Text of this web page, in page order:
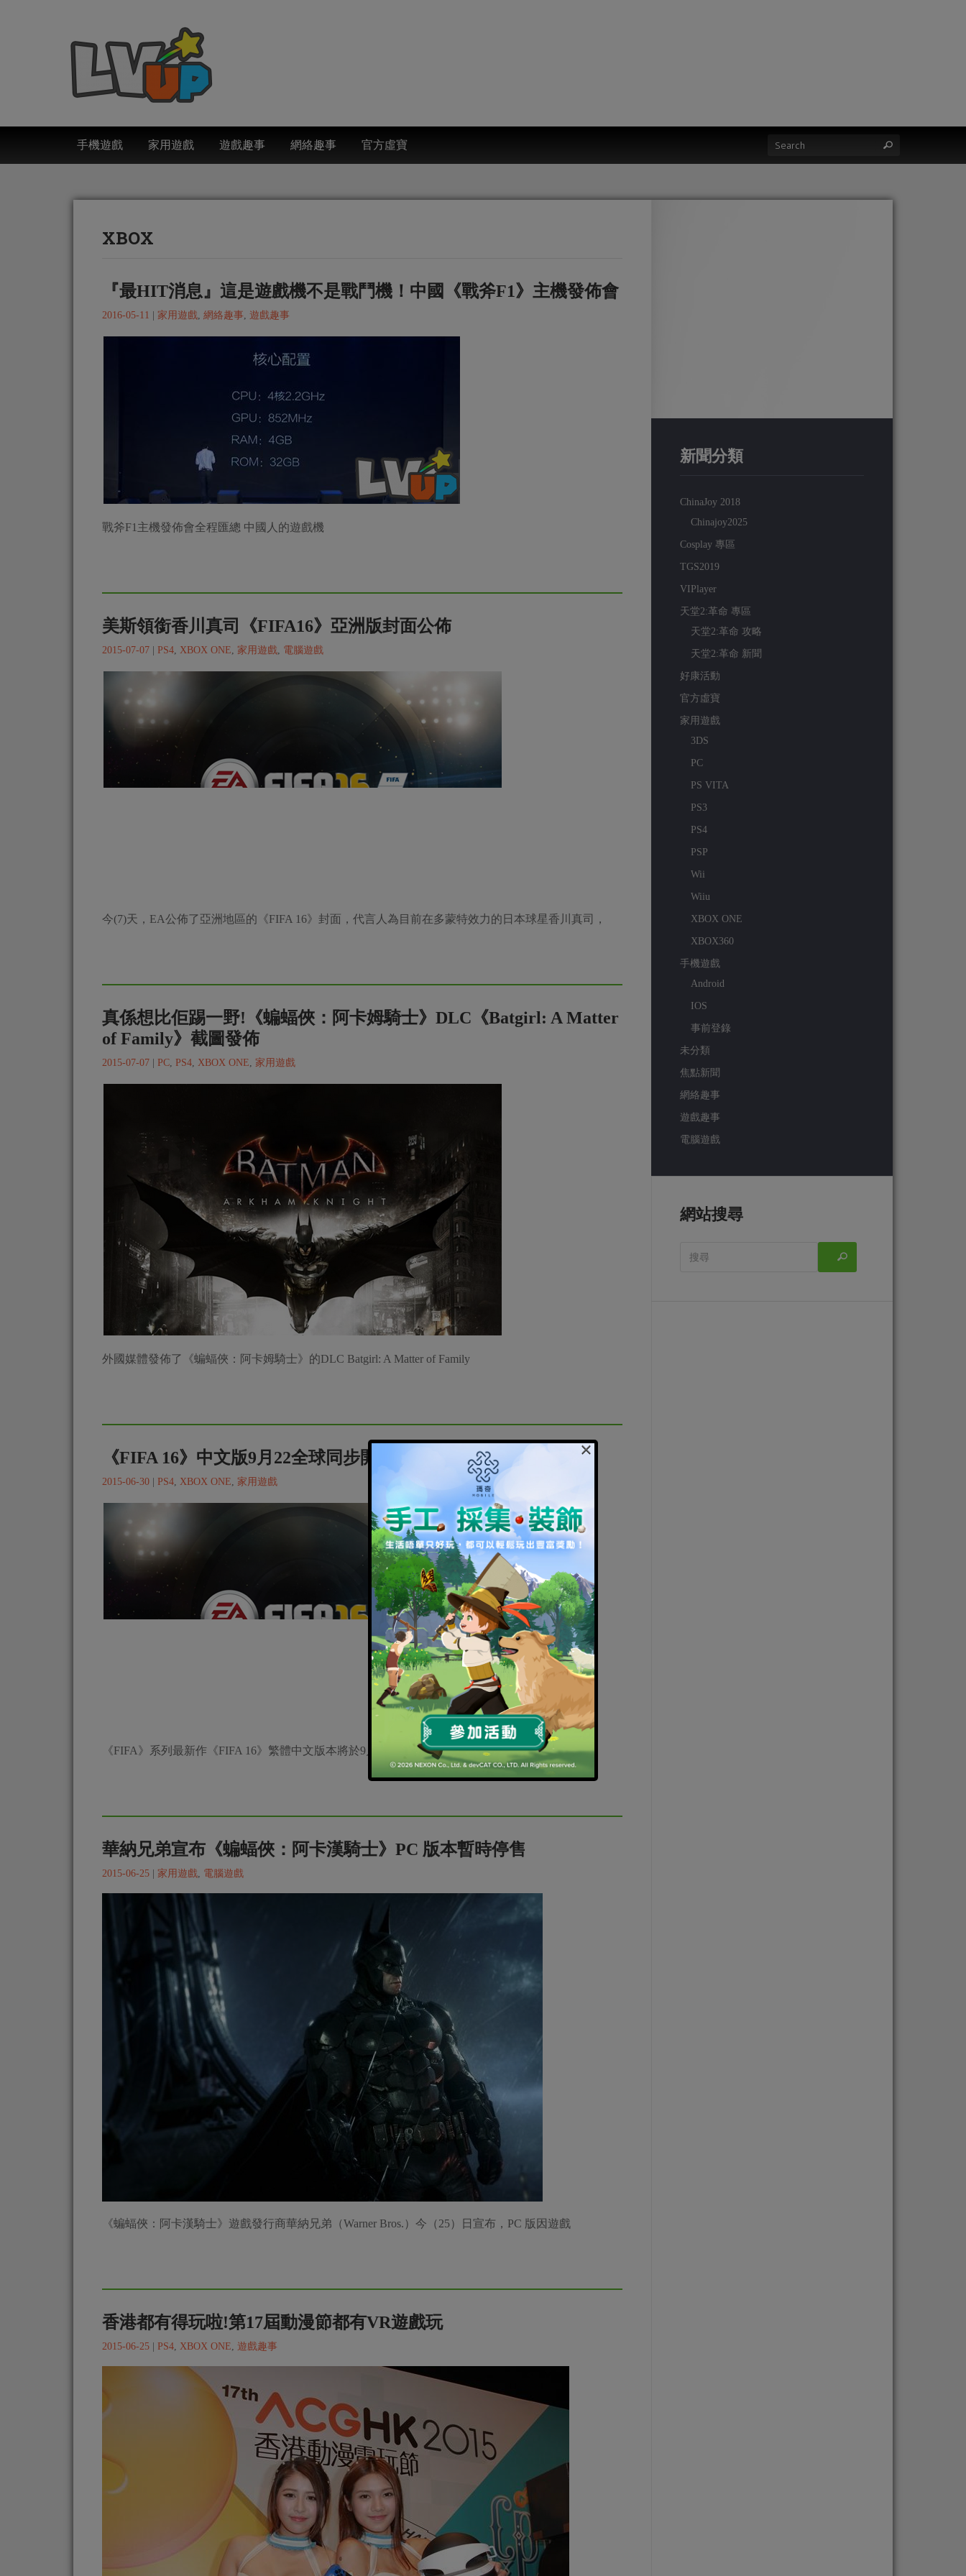
手機遊戲 家用遊戲 遊戲趣事 網絡趣事 官方虛寶
XBOX
『最HIT消息』這是遊戲機不是戰鬥機！中國《戰斧F1》主機發佈會
2016-05-11 家用遊戲, 網絡趣事, 遊戲趣事
戰斧F1主機發佈會全程匯總 中國人的遊戲機
美斯領銜香川真司《FIFA16》亞洲版封面公佈
2015-07-07 PS4 XBOX ONE 家用遊戲 電腦遊戲
今(7)天，EA公佈了亞洲地區的《FIFA 16》封面，代言人為目前在多蒙特效力的日本球星香川真司，
真係想比佢踢一野!《蝙蝠俠：阿卡姆騎士》DLC《Batgirl: A Matter
of Family》截圖發佈
2015-07-07 PC PS4 XBOX ONE 家用遊戲
外國媒體發佈了《蝙蝠俠：阿卡姆騎士》的DLC Batgirl: A Matter of Family
《FIFA 16》中文版9月22全球同步開波!
2015-06-30 PS4 XBOX ONE 家用遊戲
《FIFA》系列最新作《FIFA 16》繁體中文版本將於9月22日登陸PS4/Xbox One/PC
華納兄弟宣布《蝙蝠俠：阿卡漢騎士》PC 版本暫時停售
2015-06-25 家用遊戲 電腦遊戲
《蝙蝠俠：阿卡漢騎士》遊戲發行商華納兄弟（Warner Bros.）今（25）日宣布，PC 版因遊戲
香港都有得玩啦!第17屆動漫節都有VR遊戲玩
2015-06-25 PS4 XBOX ONE 遊戲趣事
新聞分類
ChinaJoy 2018
Chinajoy2025
Cosplay 專區
TGS2019
VIPlayer
天堂2:革命 專區
天堂2:革命 攻略
天堂2:革命 新聞
好康活動
官方虛寶
家用遊戲
3DS
PC
PS VITA
PS3
PS4
PSP
Wii
Wiiu
XBOX ONE
XBOX360
手機遊戲
Android
IOS
事前登錄
未分類
焦點新聞
網絡趣事
遊戲趣事
電腦遊戲
網站搜尋
×